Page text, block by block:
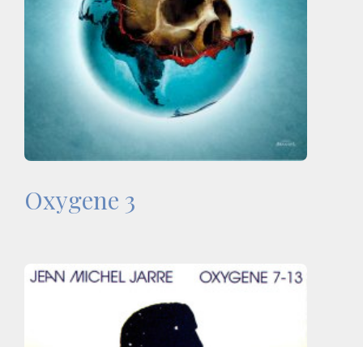
Oxygene 3